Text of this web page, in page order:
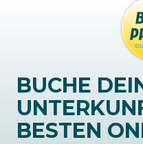
BUCHE
BESTEN